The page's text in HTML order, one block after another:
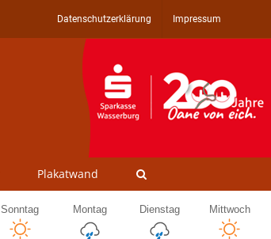
Datenschutzerklärung Impressum
Plakatwand